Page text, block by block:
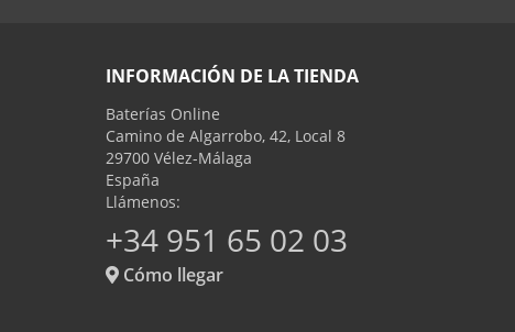
INFORMACIÓN DE LA TIENDA
Baterías Online
Camino de Algarrobo, 42, Local 8
29700 Vélez-Málaga
España
Llámenos:
+34 951 65 02 03
Cómo llegar